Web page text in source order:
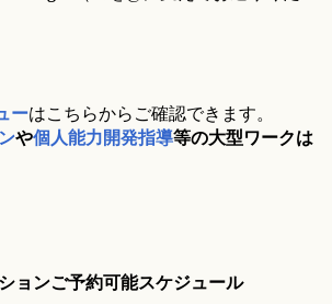
ーはこちらからご確認できます。
や個人能力開発指導等の大型ワークは
ョンご予約可能スケジュール